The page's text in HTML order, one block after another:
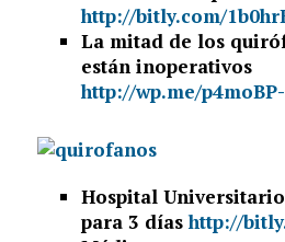
http://bitly.com/
La mitad de los
están inoperativos
http://wp.me/
Hospital
para 3 díashttp://